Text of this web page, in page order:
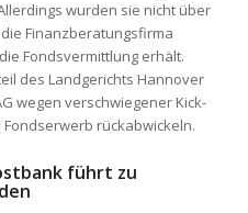
wurden sie nicht über
Finanzberatungsfirma
Fondsvermittlung erhält.
des Landgerichts Hannover
wegen verschwiegener Kick-
rückabwickeln.
führt zu